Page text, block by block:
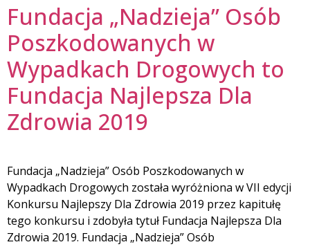
Fundacja „Nadzieja” Osób
Poszkodowanych w
Wypadkach Drogowych to
Fundacja Najlepsza Dla
Zdrowia 2019
Fundacja „Nadzieja” Osób Poszkodowanych w
Wypadkach Drogowych została wyróżniona w VII edycji
Konkursu Najlepszy Dla Zdrowia 2019 przez kapitułę
tego konkursu i zdobyła tytuł Fundacja Najlepsza Dla
Zdrowia 2019. Fundacja „Nadzieja” Osób